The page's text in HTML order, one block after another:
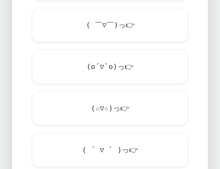
( ￣▽￣)っ👉
(o´▽`o)っ👉
(☆▽☆)っ👉
( ´ ▽ ` )っ👉